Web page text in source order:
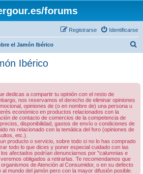
forums
Identificarse
Registrarse
el Jamón Ibérico
Ibérico
dedicas a compartir tu opinión con el resto de
nos reservamos el derecho de eliminar opiniones
opiniones de (o en nombre de) una persona u
económico en productos relacionados con la
de contacto de comercios de la competencia de
disponibilidad, gastos de envío o condiciones de
no relacionado con la temática del foro (opiniones de
etc.).
producto o servicio, sobre todo si no lo has comprado
todo lo que dices y poner especial cuidado con las
afectados podrían denunciarnos por "calumnias e
obligados a retirarlas. Te recomendamos que
de Atención al Consumidor, o en su defecto
mundo del jamón pero con la mayor difusión posible.